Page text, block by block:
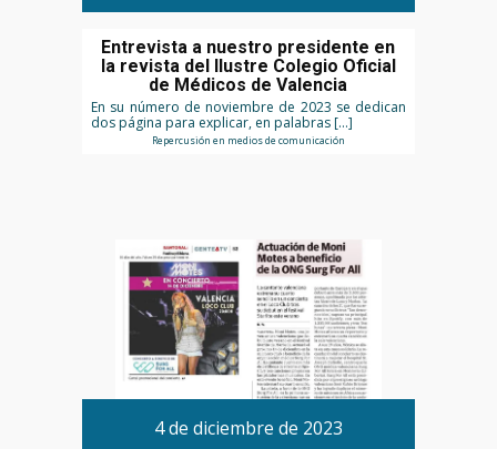
Entrevista a nuestro presidente en
la revista del Ilustre Colegio Oficial
de Médicos de Valencia
En su número de noviembre de 2023 se dedican
dos página para explicar, en palabras […]
Repercusión en medios de comunicación
4 de diciembre de 2023